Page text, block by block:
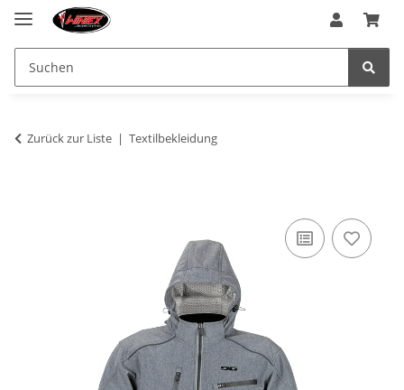
Zurück zur Liste Textilbekleidung